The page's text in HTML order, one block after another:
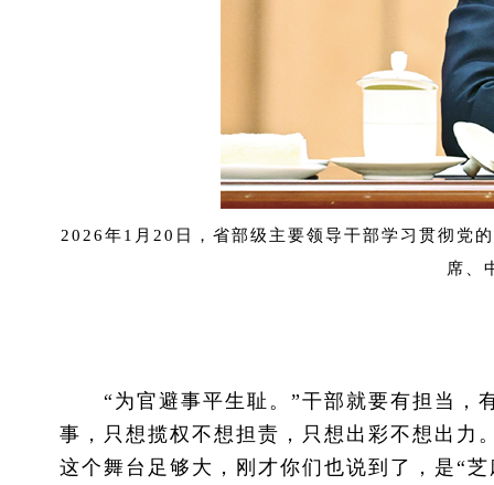
2026年1月20日，省部级主要领导干部学习贯彻党
席、
“为官避事平生耻。”干部就要有担当，
事，只想揽权不想担责，只想出彩不想出力
这个舞台足够大，刚才你们也说到了，是“